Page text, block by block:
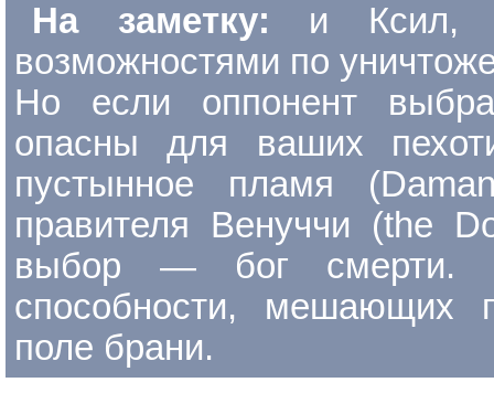
На заметку: и Ксил,
возможностями по
Но если оппонент
опасны для ваших
пустынное пламя
правителя Венуччи (the
выбор — бог смерти.
способности, мешающих
поле брани.